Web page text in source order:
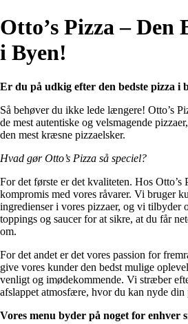
Otto’s Pizza – Den
i Byen!
Er du på udkig efter den bedste pizza i
Så behøver du ikke lede længere! Otto’s
de mest autentiske og velsmagende
den mest kræsne pizzaelsker.
Hvad gør Otto’s Pizza så speciel?
For det første er det kvaliteten. Hos Otto’s
kompromis med vores råvarer. Vi bruger
ingredienser i vores pizzaer, og vi tilbyder
toppings og saucer for at sikre, at du får
om.
For det andet er det vores passion for
give vores kunder den bedst mulige
venligt og imødekommende. Vi stræber
afslappet atmosfære, hvor du kan nyde din
Vores menu byder på noget for enhver